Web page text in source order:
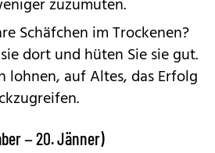
zuzumuten.
Schäfchen im Trockenen?
dort und hüten Sie sie gut.
lohnen, auf Altes, das Erfolg
– 20. Jänner)